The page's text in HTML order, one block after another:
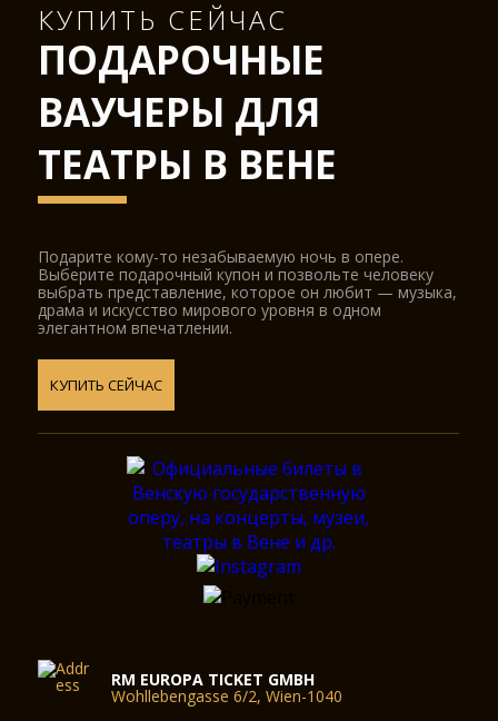
КУПИТЬ СЕЙЧАС
ПОДАРОЧНЫЕ
ВАУЧЕРЫ ДЛЯ
ТЕАТРЫ В ВЕНЕ
Подарите кому-то незабываемую ночь в опере.
Выберите подарочный купон и позвольте человеку
выбрать представление, которое он любит — музыка,
драма и искусство мирового уровня в одном
элегантном впечатлении.
КУПИТЬ СЕЙЧАС
RM EUROPA TICKET GMBH
Wohllebengasse 6/2, Wien-1040